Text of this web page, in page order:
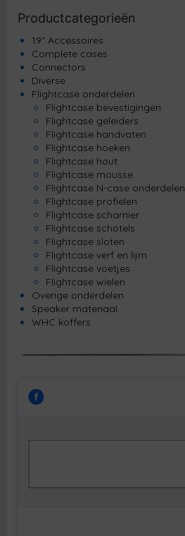
Productcategorieën
19" Accessoires
Complete cases
Connectors
Diverse
Flightcase onderdelen
Flightcase bevestigingen
Flightcase geleiders
Flightcase handvaten
Flightcase hoeken
Flightcase hout
Flightcase mousse
Flightcase N-case onderdelen
Flightcase profielen
Flightcase scharnier
Flightcase schotels
Flightcase sloten
Flightcase verf en lijm
Flightcase voetjes
Flightcase wielen
Overige onderdelen
Speaker materiaal
WHC koffers